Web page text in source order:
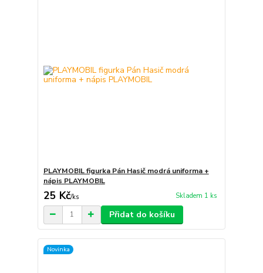
PLAYMOBIL figurka Pán Hasič modrá uniforma +
nápis PLAYMOBIL
25 Kč/ks Skladem 1 ks
Přidat do košíku
Novinka